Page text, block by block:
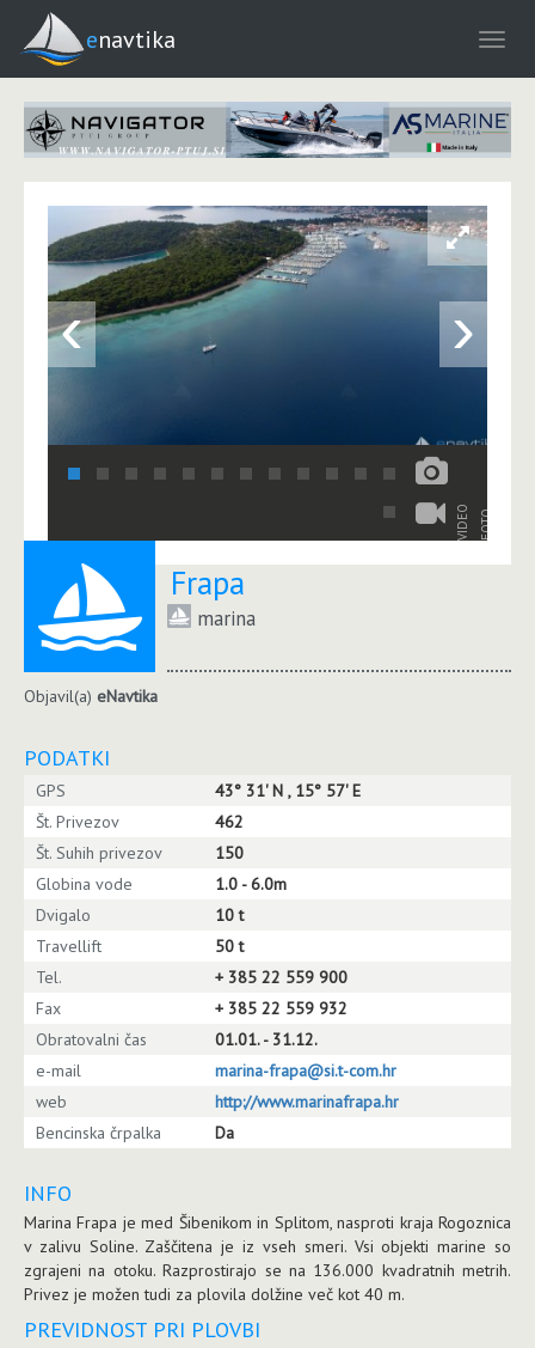
enavtika
‹ ›
VIDEO FOTO
Frapa
marina
Objavil(a) eNavtika
PODATKI
GPS
43° 31' N , 15° 57' E
Št. Privezov
462
Št. Suhih privezov
150
Globina vode
1.0 - 6.0m
Dvigalo
10 t
Travellift
50 t
Tel.
+ 385 22 559 900
Fax
+ 385 22 559 932
Obratovalni čas
01.01. - 31.12.
e-mail
marina-frapa@si.t-com.hr
web
http://www.marinafrapa.hr
Bencinska črpalka
Da
INFO
Marina Frapa je med Šibenikom in Splitom, nasproti kraja Rogoznica
v zalivu Soline. Zaščitena je iz vseh smeri. Vsi objekti marine so
zgrajeni na otoku. Razprostirajo se na 136.000 kvadratnih metrih.
Privez je možen tudi za plovila dolžine več kot 40 m.
PREVIDNOST PRI PLOVBI